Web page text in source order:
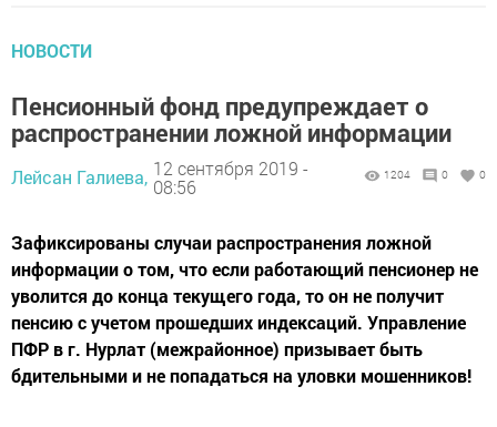
НОВОСТИ
Пенсионный фонд предупреждает о
распространении ложной информации
Лейсан Галиева, 12 сентября 2019 -
08:56
1204 0 0
Зафиксированы случаи распространения ложной
информации о том, что если работающий пенсионер не
уволится до конца текущего года, то он не получит
пенсию с учетом прошедших индексаций. Управление
ПФР в г. Нурлат (межрайонное) призывает быть
бдительными и не попадаться на уловки мошенников!